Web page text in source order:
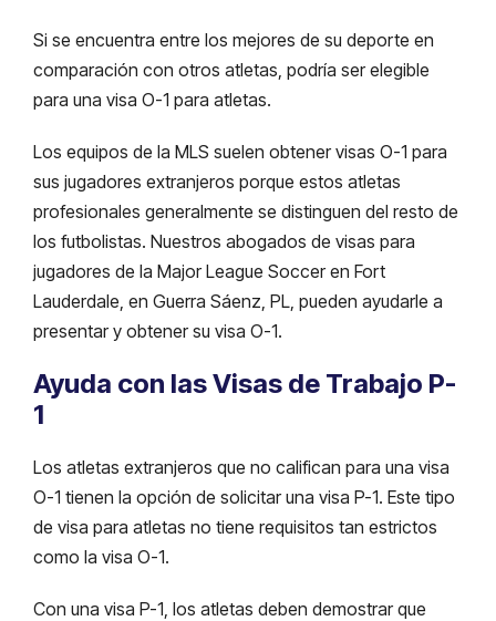
Si se encuentra entre los mejores de su deporte en
comparación con otros atletas, podría ser elegible
para una visa O-1 para atletas.
Los equipos de la MLS suelen obtener visas O-1 para
sus jugadores extranjeros porque estos atletas
profesionales generalmente se distinguen del resto de
los futbolistas. Nuestros abogados de visas para
jugadores de la Major League Soccer en Fort
Lauderdale, en Guerra Sáenz, PL, pueden ayudarle a
presentar y obtener su visa O-1.
Ayuda con las Visas de Trabajo P-
1
Los atletas extranjeros que no califican para una visa
O-1 tienen la opción de solicitar una visa P-1. Este tipo
de visa para atletas no tiene requisitos tan estrictos
como la visa O-1.
Con una visa P-1, los atletas deben demostrar que